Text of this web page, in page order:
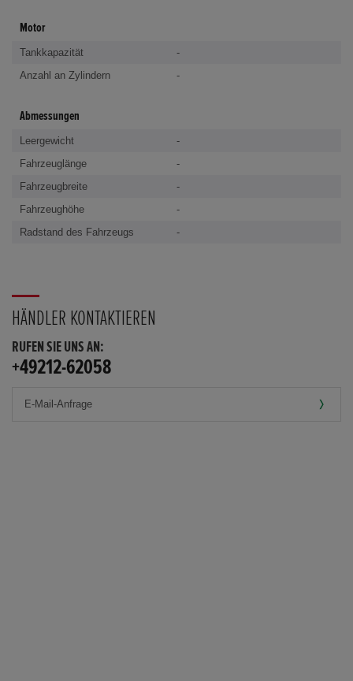
Motor
Tankkapazität
-
Anzahl an Zylindern
-
Abmessungen
Leergewicht
-
Fahrzeuglänge
-
Fahrzeugbreite
-
Fahrzeughöhe
-
Radstand des Fahrzeugs
-
HÄNDLER KONTAKTIEREN
RUFEN SIE UNS AN:
+49212-62058